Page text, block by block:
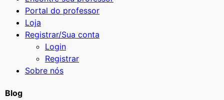
Portal do professor
Loja
Registrar/Sua conta
Login
Registrar
Sobre nós
Blog